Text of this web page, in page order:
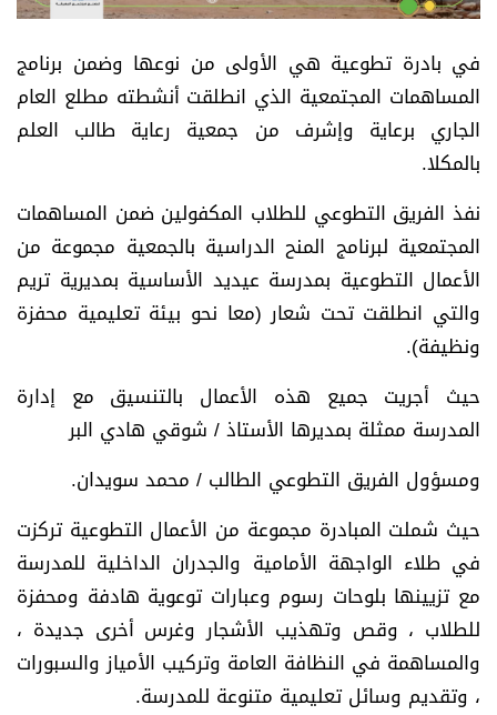
في بادرة تطوعية هي الأولى من نوعها وضمن برنامج
المساهمات المجتمعية الذي انطلقت أنشطته مطلع العام
الجاري برعاية وإشرف من جمعية رعاية طالب العلم
بالمكلا.
نفذ الفريق التطوعي للطلاب المكفولين ضمن المساهمات
المجتمعية لبرنامج المنح الدراسية بالجمعية مجموعة من
الأعمال التطوعية بمدرسة عيديد الأساسية بمديرية تريم
والتي انطلقت تحت شعار (معا نحو بيئة تعليمية محفزة
ونظيفة).
حيث أجريت جميع هذه الأعمال بالتنسيق مع إدارة
المدرسة ممثلة بمديرها الأستاذ / شوقي هادي البر
ومسؤول الفريق التطوعي الطالب / محمد سويدان.
حيث شملت المبادرة مجموعة من الأعمال التطوعية تركزت
في طلاء الواجهة الأمامية والجدران الداخلية للمدرسة
مع تزيينها بلوحات رسوم وعبارات توعوية هادفة ومحفزة
للطلاب ، وقص وتهذيب الأشجار وغرس أخرى جديدة ،
والمساهمة في النظافة العامة وتركيب الأمياز والسبورات
، وتقديم وسائل تعليمية متنوعة للمدرسة.